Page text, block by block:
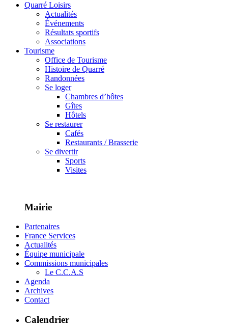
Quarré Loisirs
Actualités
Événements
Résultats sportifs
Associations
Tourisme
Office de Tourisme
Histoire de Quarré
Randonnées
Se loger
Chambres d’hôtes
Gîtes
Hôtels
Se restaurer
Cafés
Restaurants / Brasserie
Se divertir
Sports
Visites
Mairie
Partenaires
France Services
Actualités
Équipe municipale
Commissions municipales
Le C.C.A.S
Agenda
Archives
Contact
Calendrier